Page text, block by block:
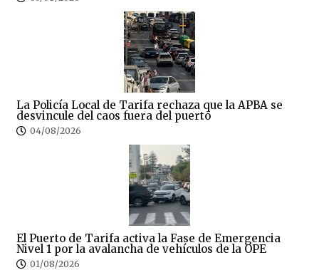
La Policía Local de Tarifa rechaza que la APBA se
desvincule del caos fuera del puerto
04/08/2026
El Puerto de Tarifa activa la Fase de Emergencia
Nivel 1 por la avalancha de vehículos de la OPE
01/08/2026